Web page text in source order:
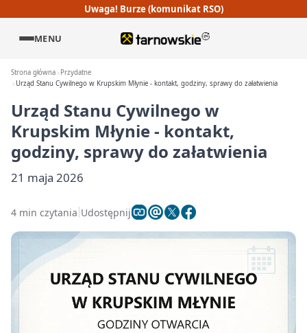
Uwaga! Burze (komunikat RSO)
MENU
Strona główna
Przydatne
Urząd Stanu Cywilnego w Krupskim Młynie - kontakt, godziny, sprawy do załatwienia
Urząd Stanu Cywilnego w
Krupskim Młynie - kontakt,
godziny, sprawy do załatwienia
21 maja 2026
4 min czytania Udostępnij